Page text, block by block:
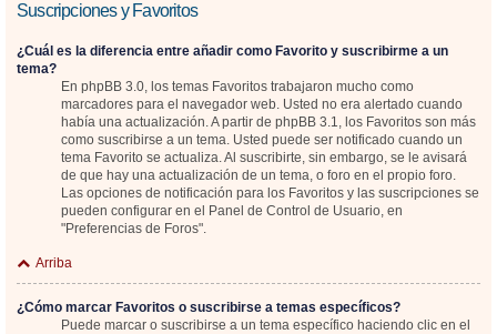
Suscripciones y Favoritos
¿Cuál es la diferencia entre añadir como Favorito y suscribirme a un
tema?
En phpBB 3.0, los temas Favoritos trabajaron mucho como
marcadores para el navegador web. Usted no era alertado cuando
había una actualización. A partir de phpBB 3.1, los Favoritos son más
como suscribirse a un tema. Usted puede ser notificado cuando un
tema Favorito se actualiza. Al suscribirte, sin embargo, se le avisará
de que hay una actualización de un tema, o foro en el propio foro.
Las opciones de notificación para los Favoritos y las suscripciones se
pueden configurar en el Panel de Control de Usuario, en
"Preferencias de Foros".
Arriba
¿Cómo marcar Favoritos o suscribirse a temas específicos?
Puede marcar o suscribirse a un tema específico haciendo clic en el